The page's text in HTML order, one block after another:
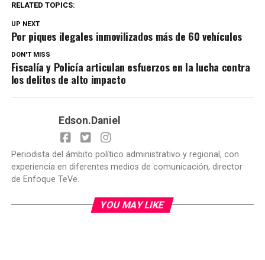
RELATED TOPICS:
UP NEXT
Por piques ilegales inmovilizados más de 60 vehículos
DON'T MISS
Fiscalía y Policía articulan esfuerzos en la lucha contra
los delitos de alto impacto
Edson.Daniel
Periodista del ámbito político administrativo y regional, con
experiencia en diferentes medios de comunicación, director
de Enfoque TeVe.
YOU MAY LIKE